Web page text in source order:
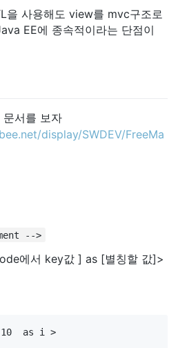
을 사용해도 view를 mvc구조로
EE에 종속적이라는 단점이
서를 보자
display/SWDEV/FreeMa
-->
에서 key값 ] as [별칭할 값]>
as i >